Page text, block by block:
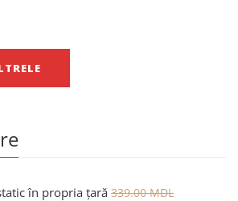
în propria țară 339.00MDL